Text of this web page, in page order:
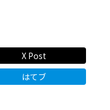
X Post
はてブ